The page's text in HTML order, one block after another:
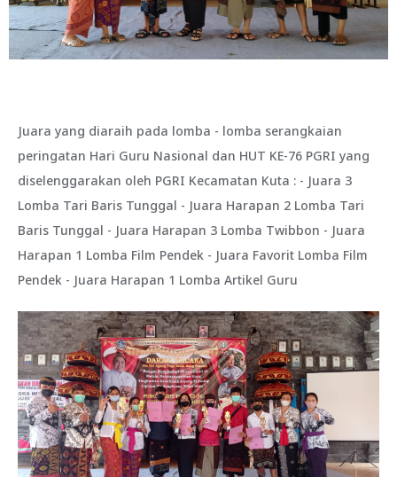
Juara yang diaraih pada lomba - lomba serangkaian
peringatan Hari Guru Nasional dan HUT KE-76 PGRI yang
diselenggarakan oleh PGRI Kecamatan Kuta : - Juara 3
Lomba Tari Baris Tunggal - Juara Harapan 2 Lomba Tari
Baris Tunggal - Juara Harapan 3 Lomba Twibbon - Juara
Harapan 1 Lomba Film Pendek - Juara Favorit Lomba Film
Pendek - Juara Harapan 1 Lomba Artikel Guru